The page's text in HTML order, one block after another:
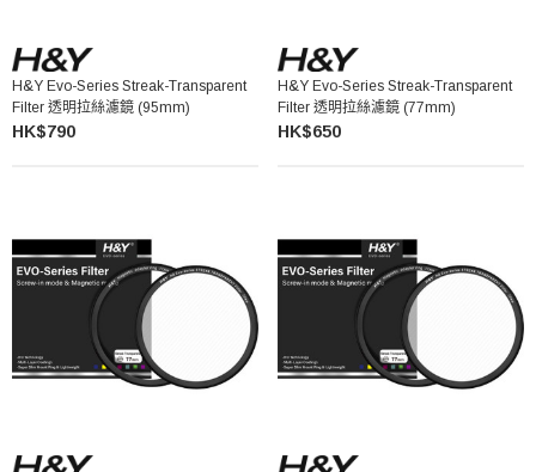
H&Y Evo-Series Streak-Transparent
Filter 透明拉絲濾鏡 (95mm)
HK$790
H&Y Evo-Series Streak-Transparent
Filter 透明拉絲濾鏡 (77mm)
HK$650